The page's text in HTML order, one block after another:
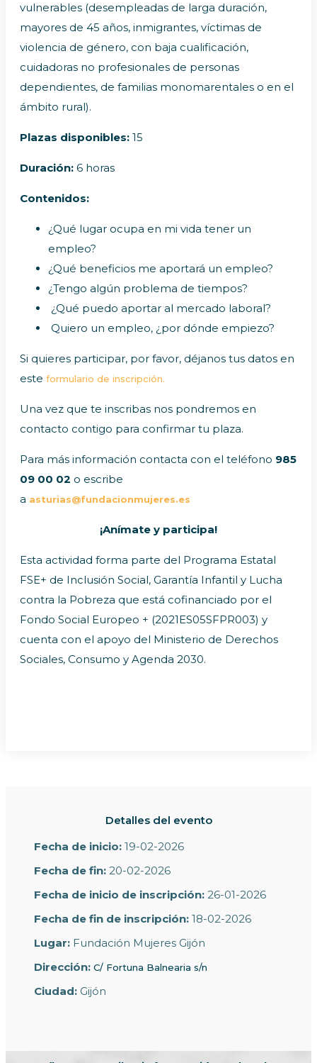
vulnerables (desempleadas de larga duración,
mayores de 45 años, inmigrantes, víctimas de
violencia de género, con baja cualificación,
cuidadoras no profesionales de personas
dependientes, de familias monomarentales o en el
ámbito rural).
Plazas disponibles: 15
Duración: 6 horas
Contenidos:
¿Qué lugar ocupa en mi vida tener un
empleo?
¿Qué beneficios me aportará un empleo?
¿Tengo algún problema de tiempos?
¿Qué puedo aportar al mercado laboral?
Quiero un empleo, ¿por dónde empiezo?
Si quieres participar, por favor, déjanos tus datos en
este formulario de inscripción.
Una vez que te inscribas nos pondremos en
contacto contigo para confirmar tu plaza.
Para más información contacta con el teléfono 985
09 00 02 o escribe
a asturias@fundacionmujeres.es
¡Anímate y participa!
Esta actividad forma parte del Programa Estatal
FSE+ de Inclusión Social, Garantía Infantil y Lucha
contra la Pobreza que está cofinanciado por el
Fondo Social Europeo + (2021ES05SFPR003) y
cuenta con el apoyo del Ministerio de Derechos
Sociales, Consumo y Agenda 2030.
Detalles del evento
Fecha de inicio: 19-02-2026
Fecha de fin: 20-02-2026
Fecha de inicio de inscripción: 26-01-2026
Fecha de fin de inscripción: 18-02-2026
Lugar: Fundación Mujeres Gijón
Dirección: C/ Fortuna Balnearia s/n
Ciudad: Gijón